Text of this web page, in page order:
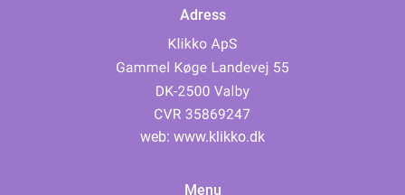
Adress
web: www.klikko.dk
Menu